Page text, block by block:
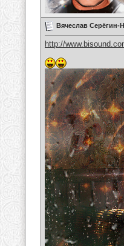
Вячеслав
http://